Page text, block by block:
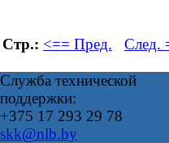
Стр.: <== Пред. След.
Служба технической
поддержки:
+375 17 293 29 78
skk@nlb.by